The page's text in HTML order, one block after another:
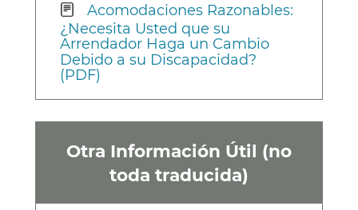
Acomodaciones Razonables:
¿Necesita Usted que su
Arrendador Haga un Cambio
Debido a su Discapacidad?
(PDF)
Otra Información Útil (no
toda traducida)